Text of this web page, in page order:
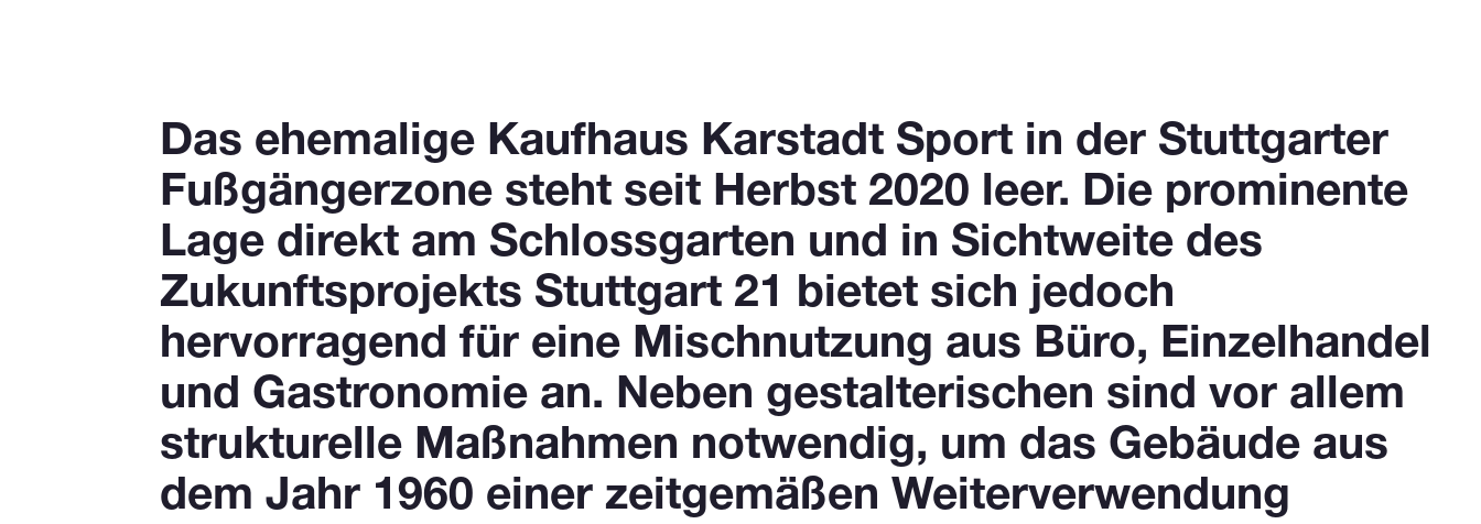
Das ehemalige Kaufhaus Karstadt Sport in der Stuttgarter
Fußgängerzone steht seit Herbst 2020 leer. Die prominente
Lage direkt am Schlossgarten und in Sichtweite des
Zukunftsprojekts Stuttgart 21 bietet sich jedoch
hervorragend für eine Mischnutzung aus Büro, Einzelhandel
und Gastronomie an. Neben gestalterischen sind vor allem
strukturelle Maßnahmen notwendig, um das Gebäude aus
dem Jahr 1960 einer zeitgemäßen Weiterverwendung